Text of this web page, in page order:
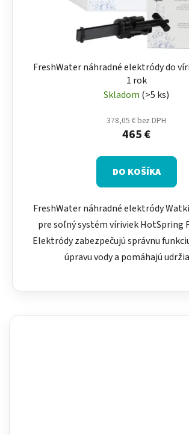
FreshWater náhradné elektródy do
1 rok
Skladom (>5 ks)
378,05 € bez DPH
465 €
DO KOŠÍKA
FreshWater náhradné elektródy
pre soľný systém víriviek HotSpring
Elektródy zabezpečujú správnu
úpravu vody a pomáhajú